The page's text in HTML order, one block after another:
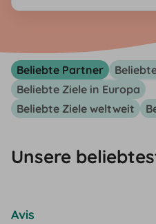
Nach Klick des
mit dem Rabatt-Gutscheincode.
Beliebte Partner
Beliebte Ziele in Europa
Beliebte Ziele weltweit
Unsere
Avis